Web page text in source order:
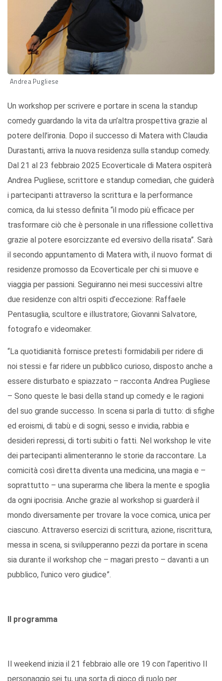
Andrea Pugliese
Un workshop per scrivere e portare in scena la standup
comedy guardando la vita da un’altra prospettiva grazie al
potere dell’ironia. Dopo il successo di Matera with Claudia
Durastanti, arriva la nuova residenza sulla standup comedy.
Dal 21 al 23 febbraio 2025 Ecoverticale di Matera ospiterà
Andrea Pugliese, scrittore e standup comedian, che guiderà
i partecipanti attraverso la scrittura e la performance
comica, da lui stesso definita “il modo più efficace per
trasformare ciò che è personale in una riflessione collettiva
grazie al potere esorcizzante ed eversivo della risata”. Sarà
il secondo appuntamento di Matera with, il nuovo format di
residenze promosso da Ecoverticale per chi si muove e
viaggia per passioni. Seguiranno nei mesi successivi altre
due residenze con altri ospiti d’eccezione: Raffaele
Pentasuglia, scultore e illustratore; Giovanni Salvatore,
fotografo e videomaker.
“La quotidianità fornisce pretesti formidabili per ridere di
noi stessi e far ridere un pubblico curioso, disposto anche a
essere disturbato e spiazzato – racconta Andrea Pugliese
– Sono queste le basi della stand up comedy e le ragioni
del suo grande successo. In scena si parla di tutto: di sfighe
ed eroismi, di tabù e di sogni, sesso e invidia, rabbia e
desideri repressi, di torti subiti o fatti. Nel workshop le vite
dei partecipanti alimenteranno le storie da raccontare. La
comicità così diretta diventa una medicina, una magia e –
soprattutto – una superarma che libera la mente e spoglia
da ogni ipocrisia. Anche grazie al workshop si guarderà il
mondo diversamente per trovare la voce comica, unica per
ciascuno. Attraverso esercizi di scrittura, azione, riscrittura,
messa in scena, si svilupperanno pezzi da portare in scena
sia durante il workshop che – magari presto – davanti a un
pubblico, l’unico vero giudice”.
Il programma
Il weekend inizia il 21 febbraio alle ore 19 con l’aperitivo Il
personaggio sei tu, una sorta di gioco di ruolo per